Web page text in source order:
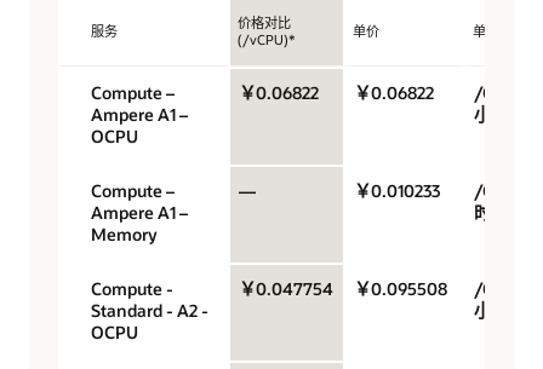
服务
价格对比
(/vCPU)*
单价 单位
Compute –
Ampere A1 –
OCPU
￥0.06822 ￥0.06822
/OCPU/
小时
Compute –
Ampere A1 –
Memory
— ￥0.010233
/GB/小
时
Compute -
Standard - A2 -
OCPU
￥0.047754 ￥0.095508
/OCPU/
小时